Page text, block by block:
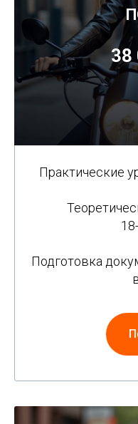
38
Практические
Подготовка